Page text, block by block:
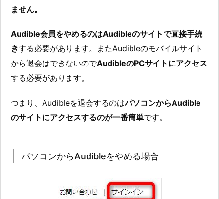
ません。
Audible会員をやめるのはAudibleのサイトで直接手続
きする必要があります。またAudibleのモバイルサイト
から退会はできないのでAudibleのPCサイトにアクセス
する必要があります。
つまり、Audibleを退会するのはパソコンからAudible
のサイトにアクセスするのが一番簡単です。
パソコンからAudibleをやめる場合